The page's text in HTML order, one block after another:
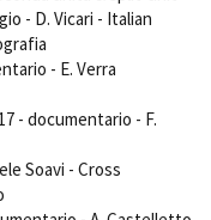
d’Argento
Solinas
- Nuovo utente
- D. Vicari - Italian
- E. Verra
- documentario - F.
Soavi - Cross